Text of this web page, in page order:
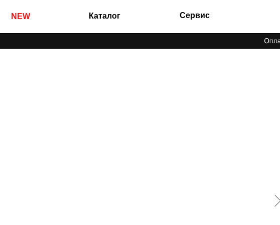
NEW Сервис
Каталог